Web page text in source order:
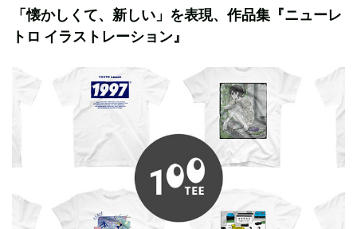
「懐かしくて、新しい」を表現、作品集『ニューレ
トロ イラストレーション』